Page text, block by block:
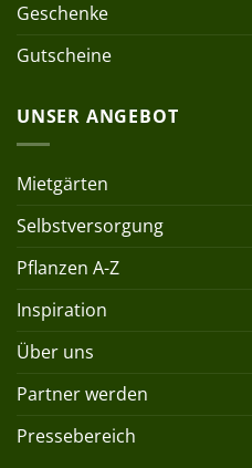
Geschenke
Gutscheine
UNSER ANGEBOT
Mietgärten
Selbstversorgung
Pflanzen A-Z
Inspiration
Über uns
Partner werden
Pressebereich